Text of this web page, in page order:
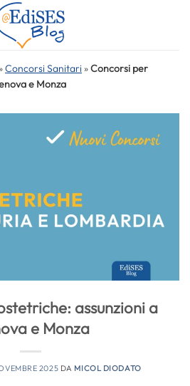
»Concorsi Sanitari »Concorsi per
e Monza
assunzioni a
e Monza
2025 DA MICOL DIODATO